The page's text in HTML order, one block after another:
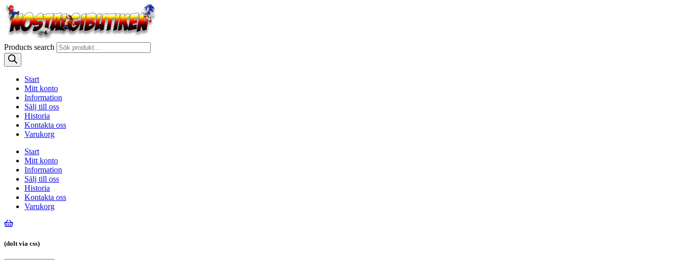
Products search
Start
Mitt konto
Information
Sälj till oss
Historia
Kontakta oss
Varukorg
Start
Mitt konto
Information
Sälj till oss
Historia
Kontakta oss
Varukorg
(dolt via css)